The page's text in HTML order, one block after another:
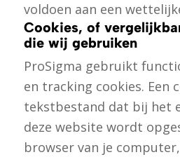
voldoen aan een
Cookies, of
die wij gebruiken
ProSigma gebruikt
en tracking cookies. Een
tekstbestand dat bij het
deze website wordt
browser van je